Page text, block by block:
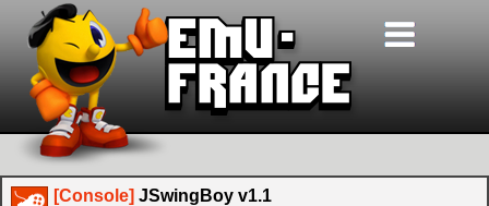
[Console] JSwingBoy v1.1